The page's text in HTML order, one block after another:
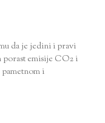
da je jedini i pravi
porast emisije CO2 i
i